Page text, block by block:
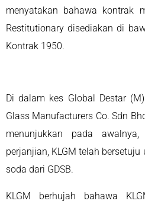
menyatakan bahawa kontrak
Restitutionary disediakan di
Kontrak 1950.
Di dalam kes Global Destar
Glass Manufacturers Co. Sdn
menunjukkan pada
perjanjian, KLGM telah
soda dari GDSB.
KLGM berhujah bahawa